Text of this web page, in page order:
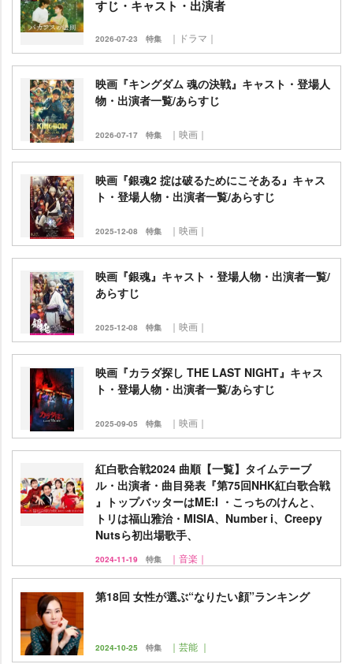
すじ・キャスト・出演者
2026-07-23 特集 ｜ドラマ｜
映画『キングダム 魂の決戦』キャスト・登場人
物・出演者一覧/あらすじ
2026-07-17 特集 ｜映画｜
映画『銀魂2 掟は破るためにこそある』キャス
ト・登場人物・出演者一覧/あらすじ
2025-12-08 特集 ｜映画｜
映画『銀魂』キャスト・登場人物・出演者一覧/
あらすじ
2025-12-08 特集 ｜映画｜
映画『カラダ探し THE LAST NIGHT』キャス
ト・登場人物・出演者一覧/あらすじ
2025-09-05 特集 ｜映画｜
紅白歌合戦2024 曲順【一覧】タイムテーブ
ル・出演者・曲目発表『第75回NHK紅白歌合戦
』トップバッターはME:I ・こっちのけんと、
トリは福山雅治・MISIA、Number i、Creepy
Nutsら初出場歌手、
2024-11-19 特集 ｜音楽｜
第18回 女性が選ぶ“なりたい顔”ランキング
2024-10-25 特集 ｜芸能 ｜